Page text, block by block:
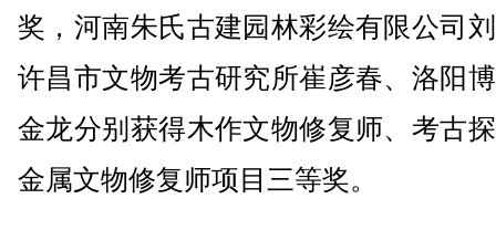
奖，河南朱氏古建园林彩绘有限公司
许昌市文物考古研究所崔彦春、洛阳
金龙分别获得木作文物修复师、考古
金属文物修复师项目三等奖。